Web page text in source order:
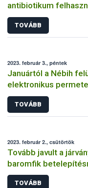
antibiotikum
TOVÁBB
2023. február 3., péntek
Januártól a Nébih
elektronikus
TOVÁBB
2023. február 2., csütörtök
Tovább javult a
baromfik
szabályokon
TOVÁBB